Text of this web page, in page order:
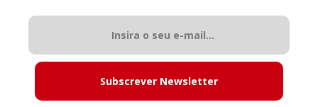
Subscrever Newsletter